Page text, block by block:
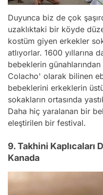
Duyunca biz de çok
uzaklıktaki bir köyde
kostüm giyen erkekler
atlıyorlar. 1600 yıllarına
bebeklerin
Colacho' olarak bilinen
bebeklerini erkeklerin
sokakların ortasında
Daha hiç yaralanan bir
eleştirilen bir festival.
9. Takhini Kaplıcaları
Kanada